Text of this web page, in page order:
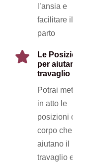
l’ansia e
facilitare il
parto
Le Posizioni
per aiutare il
travaglio
Potrai mettere
in atto le
posizioni del
corpo che
aiutano il
travaglio e il